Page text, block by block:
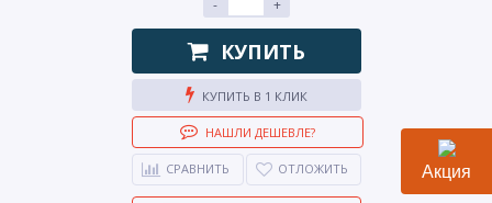
-
+
КУПИТЬ
КУПИТЬ В 1 КЛИК
НАШЛИ ДЕШЕВЛЕ?
СРАВНИТЬ ОТЛОЖИТЬ Акция